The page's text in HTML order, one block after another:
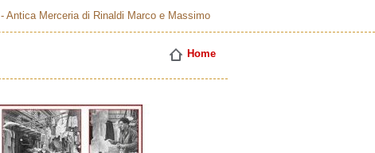
- Antica Merceria di Rinaldi Marco e Massimo
Home